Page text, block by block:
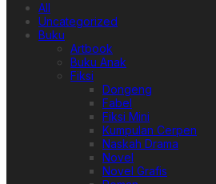
All
Uncategorized
Buku
Artbook
Buku Anak
Fiksi
Dongeng
Fabel
Fiksi Mini
Kumpulan Cerpen
Naskah Drama
Novel
Novel Grafis